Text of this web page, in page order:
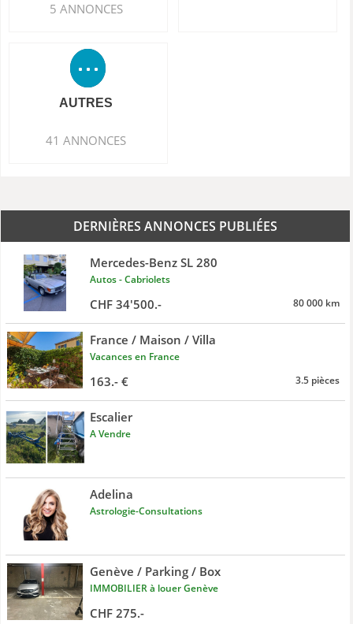
5 ANNONCES
AUTRES
41 ANNONCES
DERNIÈRES ANNONCES PUBLIÉES
Mercedes-Benz SL 280
Autos - Cabriolets
CHF 34'500.- 80 000 km
France / Maison / Villa
Vacances en France
163.- € 3.5 pièces
Escalier
A Vendre
Adelina
Astrologie-Consultations
Genève / Parking / Box
IMMOBILIER à louer Genève
CHF 275.-